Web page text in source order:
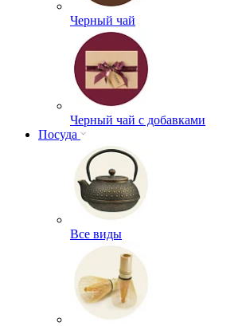
Черный чай
Черный чай с добавками
Посуда
Все виды